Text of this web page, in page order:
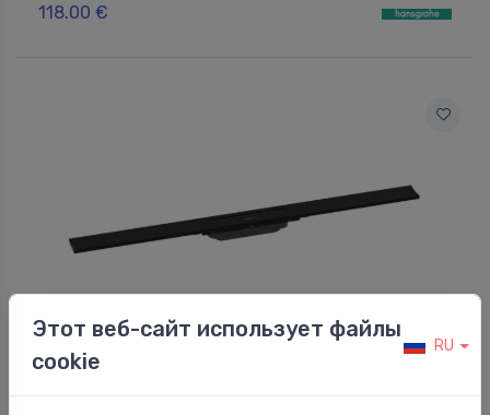
118.00 €
Линейные водостоки пола и ванной
Этот веб-сайт использует файлы
cookie
RU